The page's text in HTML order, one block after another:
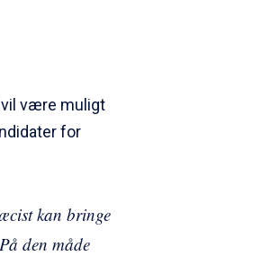
være muligt
for
kan bringe
den måde